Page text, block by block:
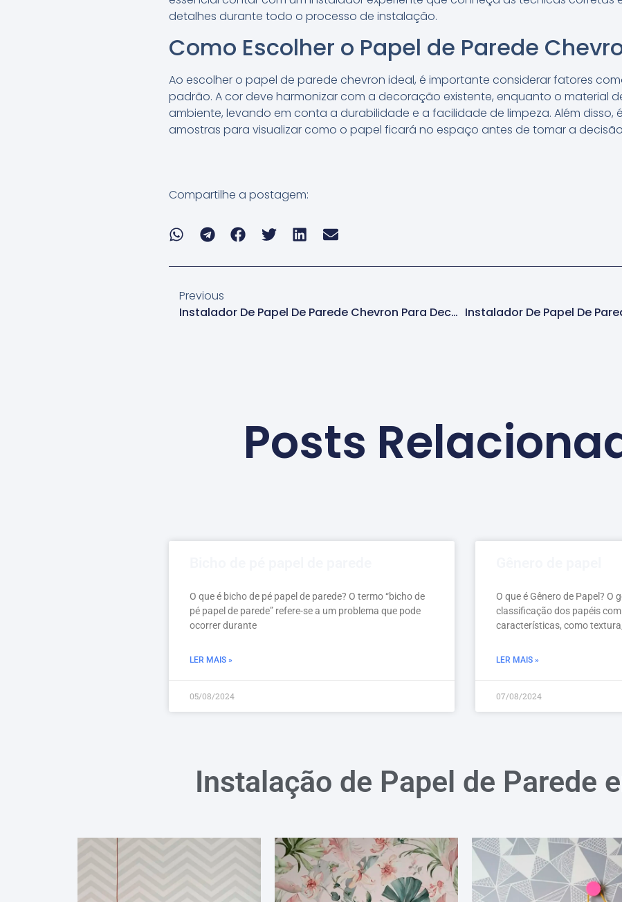
detalhes durante todo o processo de instalação.
Como Escolher o Papel de Parede
Ao escolher o papel de parede chevron ideal, é importante considerar fatores
padrão. A cor deve harmonizar com a decoração existente, enquanto o material
ambiente, levando em conta a durabilidade e a facilidade de limpeza. Além disso,
amostras para visualizar como o papel ficará no espaço antes de tomar a
Compartilhe a postagem:
Previous
Instalador De Papel De Parede Chevron Para Decoração Em Alphaville
Posts
O que é bicho de pé papel de parede? O termo “bicho de
pé papel de parede” refere-se a um problema que pode
ocorrer durante
LER MAIS »
05/08/2024
O que é Gênero de Papel? O
classificação dos papéis
características, como
LER MAIS »
07/08/2024
Instalação de Papel de Parede